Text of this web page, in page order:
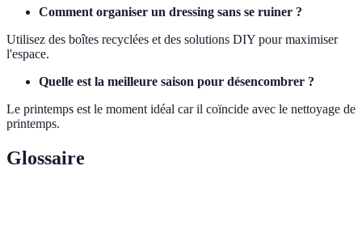
Comment organiser un dressing sans se ruiner ?
Utilisez des boîtes recyclées et des solutions DIY pour maximiser
l'espace.
Quelle est la meilleure saison pour désencombrer ?
Le printemps est le moment idéal car il coïncide avec le nettoyage de
printemps.
Glossaire